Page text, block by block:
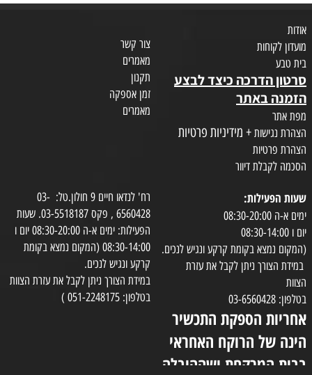
אודות
מועדון לקוחות
בית טבע
סרטון הדרכה כיצד לבצע
הזמנה באתר
מפת אתר
הצהרת נגישות + מידיניות פרטיות
הצהרת פרטיות
הסכמה לקבלת דיוור
צור קשר
מאמרים
תקנון
זמן אספקה
מאמרים
שעות הפעילות:
ימים א-ה 08:30-20:00
יום ו 08:30-14:00
(המקום נמצא בקומת קרקע ונגיש לנכים.
במידת הצורך ניתן לקבל את עזרת
הצוות
בטלפון: 03-6560428
אחריות הספקת התכשיר
הינה של הרוקח האחראי
בבית המרקחת ושההובלה
רח' לנדאו חיים 9 חולון.טל: 03-
6560428 , פקס 03-5518187. שעות
הפעילות: ימים א-ה 08:30-20:00 יום ו
08:30-14:00 (המקום נמצא בקומת
קרקע ונגיש לנכים.
במידת הצורך ניתן לקבל את עזרת הצוות
בטלפון: 051-2248175 )